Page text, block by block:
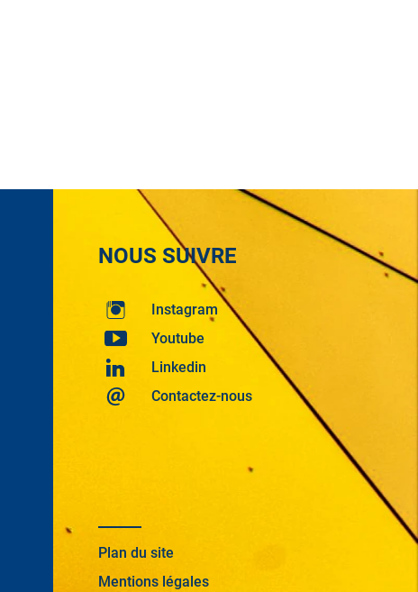
NOUS SUIVRE
Instagram
Youtube
Linkedin
Contactez-nous
Plan du site
Mentions légales